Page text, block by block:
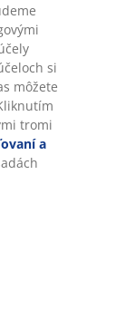
si
môžete
tromi
a